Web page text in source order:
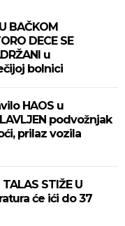
BAČKOM
DECE SE
u
bolnici
HAOS u
podvožnjak
prilaz vozila
STIŽE U
će ići do 37